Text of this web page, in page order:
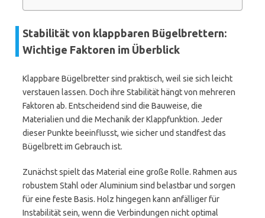
Stabilität von klappbaren Bügelbrettern:
Wichtige Faktoren im Überblick
Klappbare Bügelbretter sind praktisch, weil sie sich leicht
verstauen lassen. Doch ihre Stabilität hängt von mehreren
Faktoren ab. Entscheidend sind die Bauweise, die
Materialien und die Mechanik der Klappfunktion. Jeder
dieser Punkte beeinflusst, wie sicher und standfest das
Bügelbrett im Gebrauch ist.
Zunächst spielt das Material eine große Rolle. Rahmen aus
robustem Stahl oder Aluminium sind belastbar und sorgen
für eine feste Basis. Holz hingegen kann anfälliger für
Instabilität sein, wenn die Verbindungen nicht optimal